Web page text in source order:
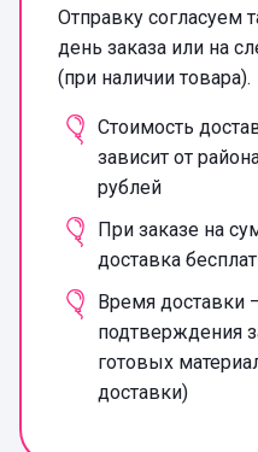
Отправку согласуем
день заказа или на
(при наличии товара).
Стоимость
зависит от
рублей
При заказе на
доставка
Время доставки
подтверждения
готовых
доставки)